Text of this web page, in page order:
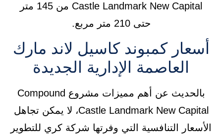
Castle Landmark New Capital من 145 متر
حتى 210 متر مربع.
أسعار كمبوند كاسيل لاند مارك
العاصمة الإدارية الجديدة
بالحديث عن أهم مميزات مشروع Compound
Castle Landmark New Capital، لا يمكن تجاهل
الأسعار التنافسية التي وفرتها شركة كري للتطوير